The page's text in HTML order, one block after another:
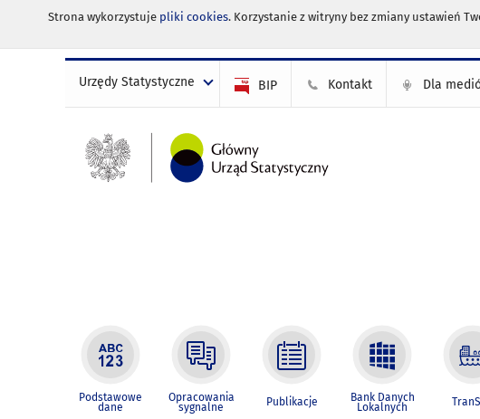
Strona wykorzystuje pliki cookies. Korzystanie z witryny bez zmiany ustawień
Urzędy Statystyczne BIP Kontakt Dla
Podstawowe
dane
Opracowania
sygnalne Publikacje Bank Danych
Lokalnych